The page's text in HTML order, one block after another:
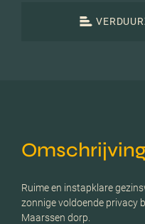
Ruime en instapklare
zonnige voldoende privacy
Maarssen dorp.